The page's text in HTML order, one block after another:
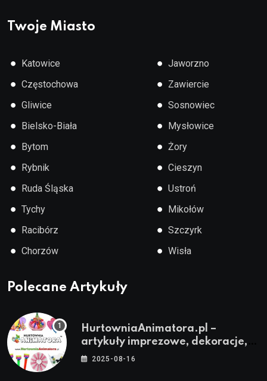
Twoje Miasto
● Katowice
● Częstochowa
● Gliwice
● Bielsko-Biała
● Bytom
● Rybnik
● Ruda Śląska
● Tychy
● Racibórz
● Chorzów
● Jaworzno
● Zawiercie
● Sosnowiec
● Mysłowice
● Żory
● Cieszyn
● Ustroń
● Mikołów
● Szczyrk
● Wisła
Polecane Artykuły
HurtowniaAnimatora.pl –
artykuły imprezowe, dekoracje,
stroje i akcesoria dla animatorów
2025-08-16